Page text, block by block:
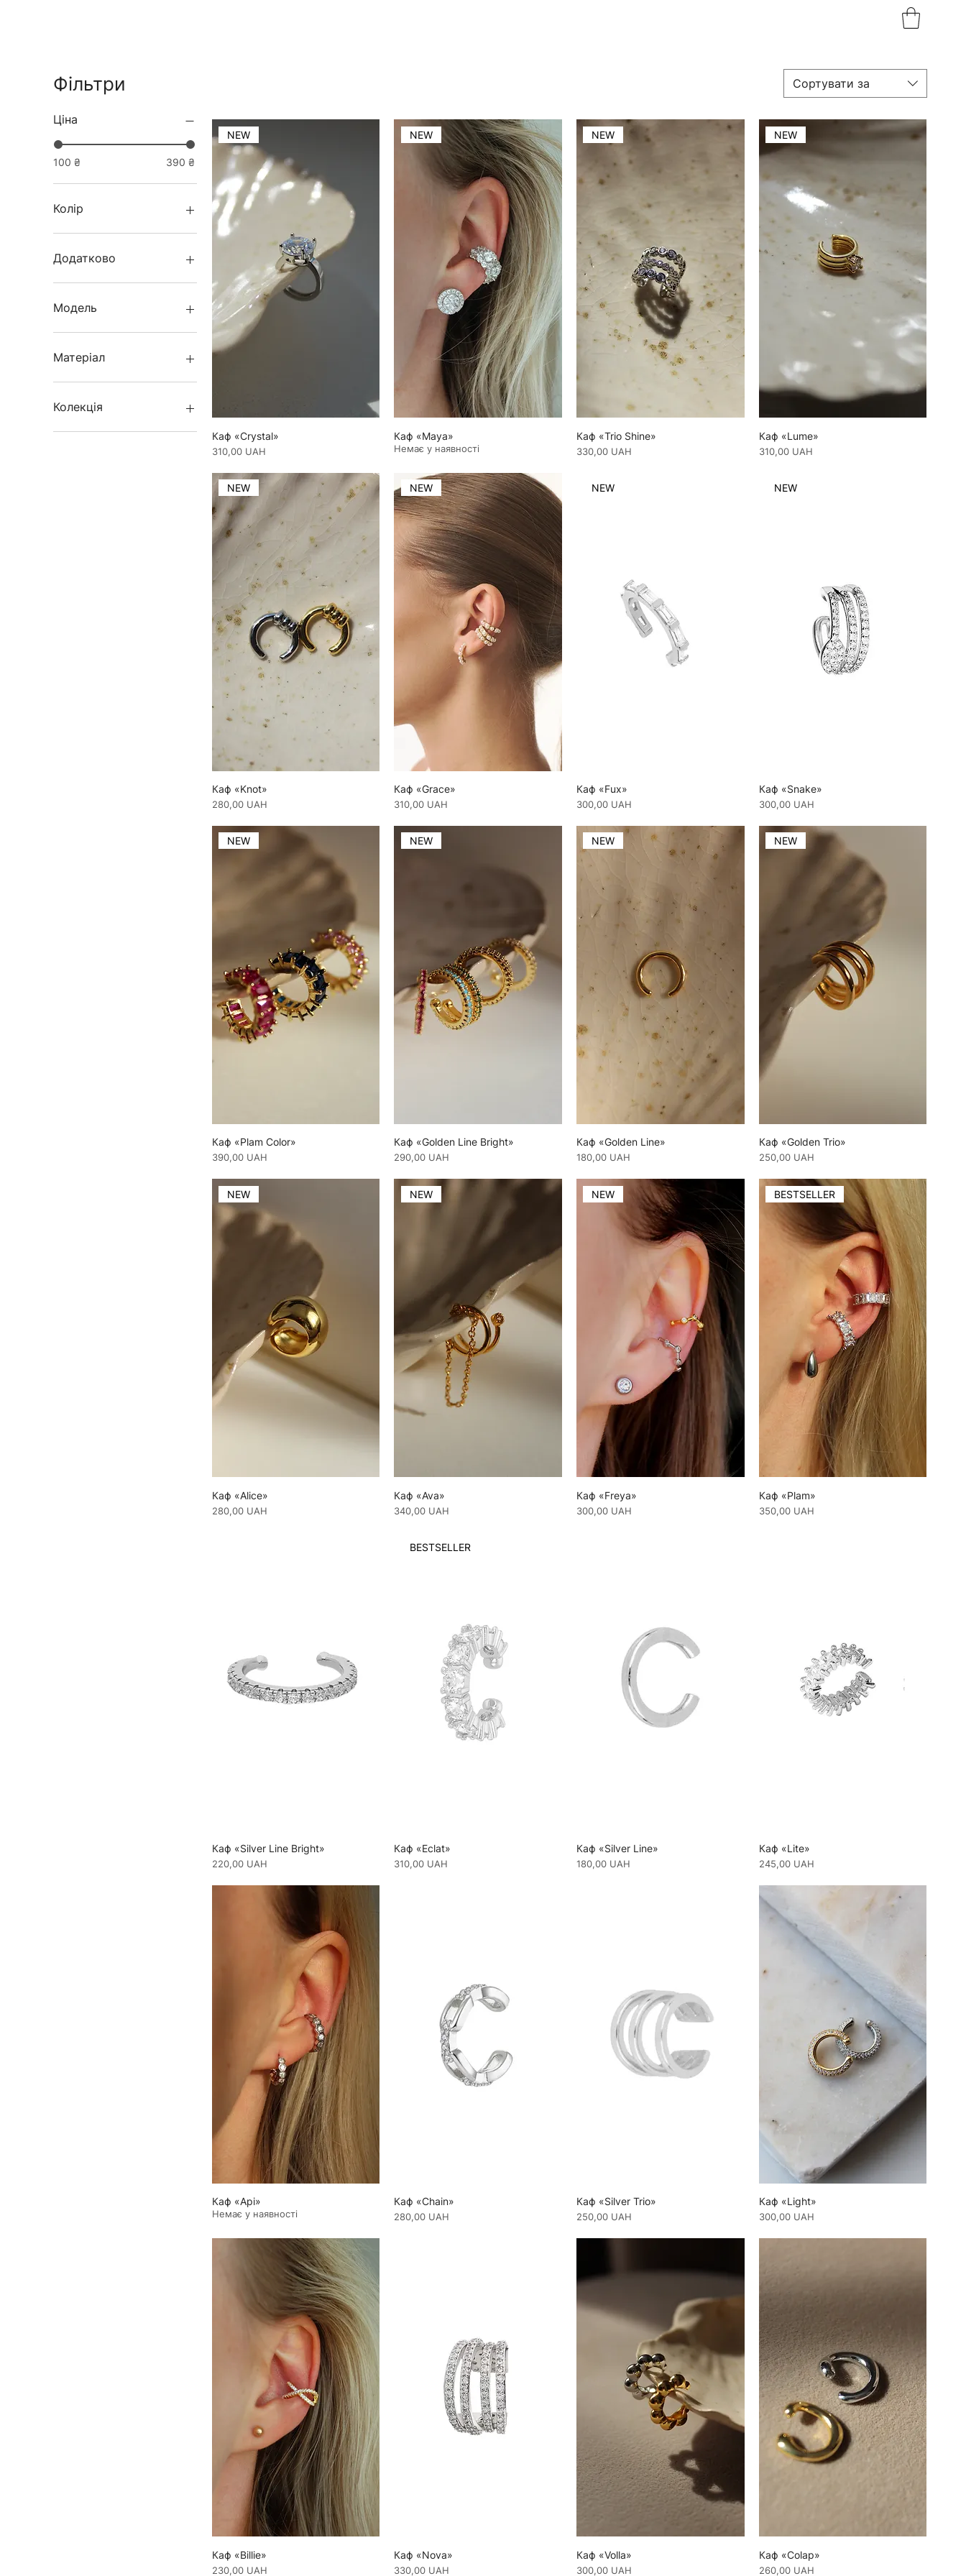
Фільтри
Ціна
100 ₴ 390 ₴
Колір
Додатково
Бузковий і золота основа
Білий та золота основа
Зелений і золота основа
Рожевий і золота основа
Модель
Shell
Starfish
Матеріал
Біжутерний сплав
Перлини
Колекція
Перлини
Сортувати за
NEW
Каф «Crystal»
Ціна
310,00 UAH
NEW
Каф «Maya»
Немає у наявності
NEW
Каф «Trio Shine»
Ціна
330,00 UAH
NEW
Каф «Lume»
Ціна
310,00 UAH
NEW
Каф «Knot»
Ціна
280,00 UAH
NEW
Каф «Grace»
Ціна
310,00 UAH
NEW
Каф «Fux»
Ціна
300,00 UAH
NEW
Каф «Snake»
Ціна
300,00 UAH
NEW
Каф «Plam Color»
Ціна
390,00 UAH
NEW
Каф «Golden Line Bright»
Ціна
290,00 UAH
NEW
Каф «Golden Line»
Ціна
180,00 UAH
NEW
Каф «Golden Trio»
Ціна
250,00 UAH
NEW
Каф «Alice»
Ціна
280,00 UAH
NEW
Каф «Ava»
Ціна
340,00 UAH
NEW
Каф «Freya»
Ціна
300,00 UAH
BESTSELLER
Каф «Plam»
Ціна
350,00 UAH
Каф «Silver Line Bright»
Ціна
220,00 UAH
BESTSELLER
Каф «Eclat»
Ціна
310,00 UAH
Каф «Silver Line»
Ціна
180,00 UAH
Каф «Lite»
Ціна
245,00 UAH
Каф «Api»
Немає у наявності
Каф «Chain»
Ціна
280,00 UAH
Каф «Silver Trio»
Ціна
250,00 UAH
Каф «Light»
Ціна
300,00 UAH
Каф «Billie»
Ціна
230,00 UAH
Каф «Nova»
Ціна
330,00 UAH
Каф «Volla»
Ціна
300,00 UAH
Каф «Colap»
Ціна
260,00 UAH